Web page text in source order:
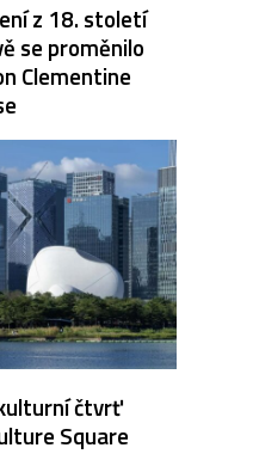
z 18. století
se proměnilo
Clementine
čtvrť
Square